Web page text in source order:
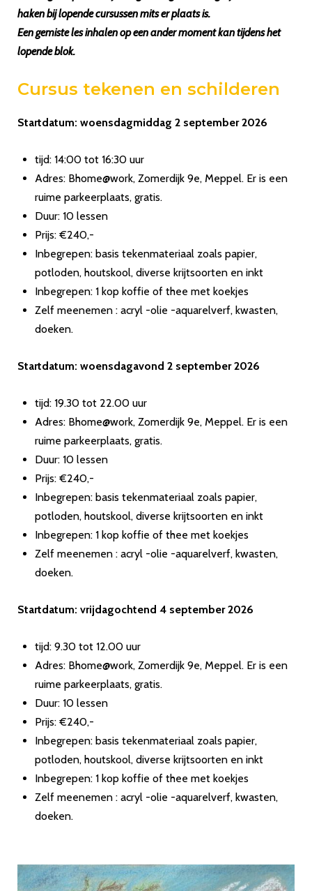
haken bij lopende cursussen mits er plaats is.
Een gemiste les inhalen op een ander moment kan tijdens het
lopende blok.
Cursus tekenen en schilderen
Startdatum: woensdagmiddag 2 september 2026
tijd: 14:00 tot 16:30 uur
Adres: Bhome@work, Zomerdijk 9e, Meppel. Er is een
ruime parkeerplaats, gratis.
Duur: 10 lessen
Prijs: €240,-
Inbegrepen: basis tekenmateriaal zoals papier,
potloden, houtskool, diverse krijtsoorten en inkt
Inbegrepen: 1 kop koffie of thee met koekjes
Zelf meenemen : acryl -olie -aquarelverf, kwasten,
doeken.
Startdatum: woensdagavond 2 september 2026
tijd: 19.30 tot 22.00 uur
Adres: Bhome@work, Zomerdijk 9e, Meppel. Er is een
ruime parkeerplaats, gratis.
Duur: 10 lessen
Prijs: €240,-
Inbegrepen: basis tekenmateriaal zoals papier,
potloden, houtskool, diverse krijtsoorten en inkt
Inbegrepen: 1 kop koffie of thee met koekjes
Zelf meenemen : acryl -olie -aquarelverf, kwasten,
doeken.
Startdatum: vrijdagochtend 4 september 2026
tijd: 9.30 tot 12.00 uur
Adres: Bhome@work, Zomerdijk 9e, Meppel. Er is een
ruime parkeerplaats, gratis.
Duur: 10 lessen
Prijs: €240,-
Inbegrepen: basis tekenmateriaal zoals papier,
potloden, houtskool, diverse krijtsoorten en inkt
Inbegrepen: 1 kop koffie of thee met koekjes
Zelf meenemen : acryl -olie -aquarelverf, kwasten,
doeken.